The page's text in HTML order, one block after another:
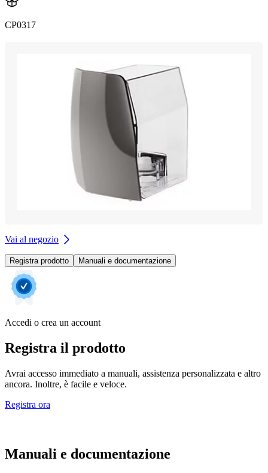
CP0317
Vai al negozio
Registra prodotto Manuali e documentazione
Accedi o crea un account
Registra il prodotto
Avrai accesso immediato a manuali, assistenza personalizzata e altro
ancora. Inoltre, è facile e veloce.
Registra ora
Manuali e documentazione